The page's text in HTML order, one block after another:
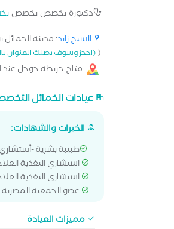
دكتورة تخصص تخصص
الشيخ زايد: مدينة الخمائل
((احجز وسوف يصلك العنوان
متاح خريطة جوجل عند
عيادات الخمائل
الخبرات والشهادات:
استشاري التغذية
استشاري التغذية
عضو الجمعية المصرية
مميزات العيادة